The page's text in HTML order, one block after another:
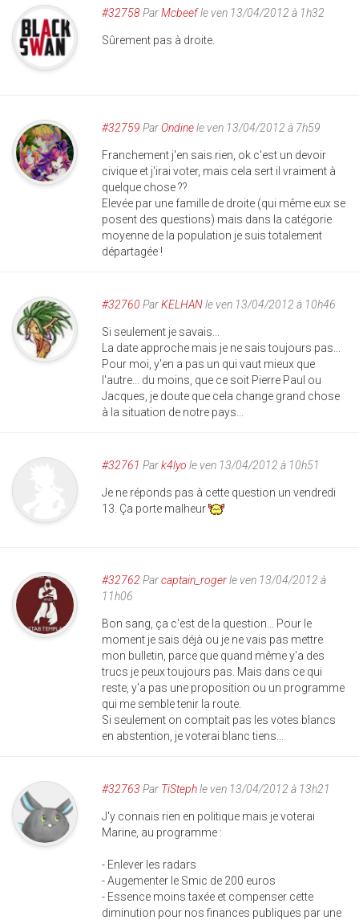
#32758ParMcbeefle ven 13/04/2012 à 1h32
Sûrement pas à droite.
#32759 ParOndinele ven 13/04/2012 à 7h59
Franchement j'en sais rien, ok c'est un devoir
civique et j'irai voter, mais cela sert il vraiment à
quelque chose ??
Elevée par une famille de droite (qui même eux se
posent des questions) mais dans la catégorie
moyenne de la population je suis totalement
départagée !
#32760 ParKELHANle ven 13/04/2012 à 10h46
Si seulement je savais...
La date approche mais je ne sais toujours pas...
Pour moi, y'en a pas un qui vaut mieux que
l'autre... du moins, que ce soit Pierre Paul ou
Jacques, je doute que cela change grand chose
à la situation de notre pays...
#32761 Park4lyo le ven 13/04/2012 à 10h51
Je ne réponds pas à cette question un vendredi
13. Ça porte malheur
#32762 Parcaptain_rogerle ven 13/04/2012 à
11h06
Bon sang, ça c'est de la question... Pour le
moment je sais déjà ou je ne vais pas mettre
mon bulletin, parce que quand même y'a des
trucs je peux toujours pas. Mais dans ce qui
reste, y'a pas une proposition ou un programme
qui me semble tenir la route.
Si seulement on comptait pas les votes blancs
en abstention, je voterai blanc tiens...
#32763 Par TiStephle ven 13/04/2012 à 13h21
J'y connais rien en politique mais je voterai
Marine, au programme :
- Enlever les radars
- Augementer le Smic de 200 euros
- Essence moins taxée et compenser cette
diminution pour nos finances publiques par une